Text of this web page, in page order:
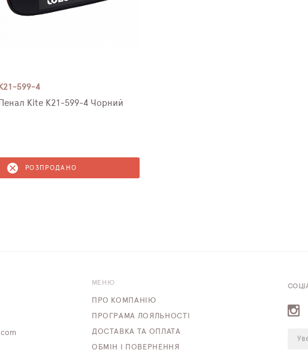
K21-599-4
Пенал Kite K21-599-4 Чорний
РОЗПРОДАНО
МЕНЮ
ПРО КОМПАНІЮ
ПРОГРАМА ЛОЯЛЬНОСТІ
ДОСТАВКА ТА ОПЛАТА
ОБМІН І ПОВЕРНЕННЯ